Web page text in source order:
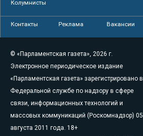
Колумнисты
Контакты Реклама Вакансии
© «Парламентская газета», 2026 г.
Электронное периодическое издание
«Парламентская газета» зарегистрировано в
Федеральной службе по надзору в сфере
связи, информационных технологий и
массовых коммуникаций (Роскомнадзор) 05
августа 2011 года. 18+